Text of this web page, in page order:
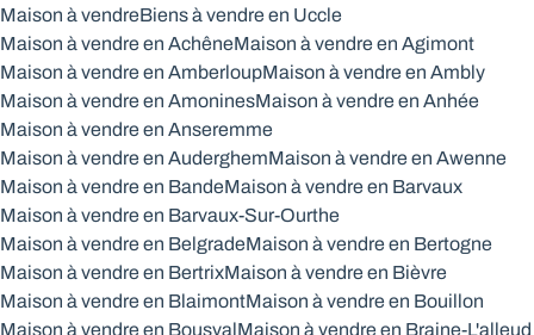
Max. budget
Chercher
Maison à vendreBiens à vendre en Uccle
Maison à vendre en AchêneMaison à vendre en Agimont
Maison à vendre en AmberloupMaison à vendre en Ambly
Maison à vendre en AmoninesMaison à vendre en Anhée
Maison à vendre en Anseremme
Maison à vendre en AuderghemMaison à vendre en Awenne
Maison à vendre en BandeMaison à vendre en Barvaux
Maison à vendre en Barvaux-Sur-Ourthe
Maison à vendre en BelgradeMaison à vendre en Bertogne
Maison à vendre en BertrixMaison à vendre en Bièvre
Maison à vendre en BlaimontMaison à vendre en Bouillon